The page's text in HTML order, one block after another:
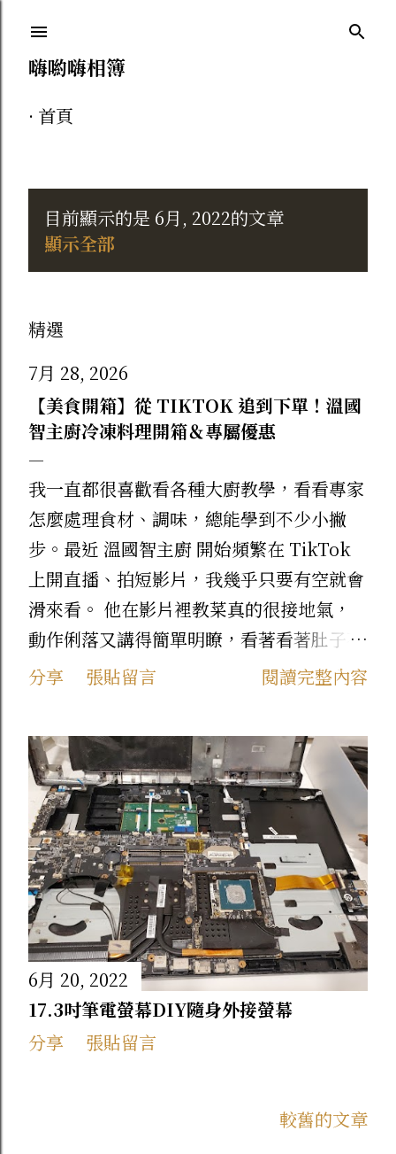
嗨喲嗨相簿
首頁
發
表
章
目前顯示的是 6月, 2022的文章
顯示全部
精選
7月 28, 2026
【美食開箱】從 TIKTOK 追到下單！溫國
智主廚冷凍料理開箱＆專屬優惠
我一直都很喜歡看各種大廚教學，看看專家
怎麼處理食材、調味，總能學到不少小撇
步。最近 溫國智主廚 開始頻繁在 TikTok
上開直播、拍短影片，我幾乎只要有空就會
滑來看。 他在影片裡教菜真的很接地氣，
動作俐落又講得簡單明瞭，看著看著肚子不
自覺就餓了。看久了真的忍不住，乾脆直接
先來跟大家分享我最近下單回購的兩款熱門
美食： 1. 料多實在！【地道港式蘿蔔糕】
當初在 TikTok 上看主廚介紹這款蘿蔔糕就
超想吃，收到後一開箱真的沒讓人失望！
真材實料看的見 ：裡面用了在地新鮮白蘿
蔔、台灣前腿豬肉、香氣濃郁的紅蔥頭，還
有嚴選的金鉤蝦跟香菇。 外酥內綿 ：下鍋
用小火慢慢煎到兩面金黃，外皮酥脆、裡面
依然保留蘿蔔的清甜與綿密感，每一口都吃
得到滿滿的料！不管是拿來當早餐還是宵夜
都超級滿足。 2. 飽滿多汁！【家傳水餃
餡飽滿，吃起來真的跟外面一般冷凍水餃不
分享 張貼留言 閱讀完整內容
6月 20, 2022
17.3吋筆電螢幕DIY隨身外接螢幕
分享
張貼留言
較舊的文章